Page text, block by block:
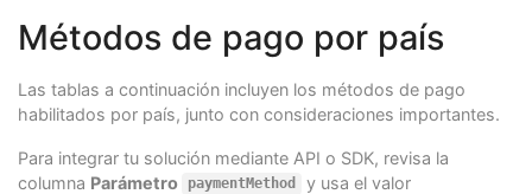
Métodos de pago por país
Las tablas a continuación incluyen los métodos de pago
habilitados por país, junto con consideraciones importantes.
Para integrar tu solución mediante API o SDK, revisa la
columna Parámetro paymentMethod
y usa el valor